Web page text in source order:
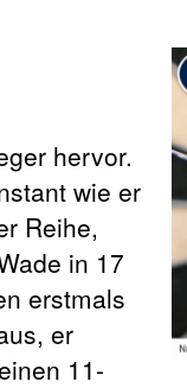
hervor.
wie er
Reihe,
in 17
erstmals
er
11-